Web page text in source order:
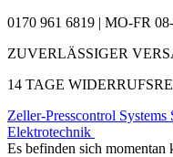
0170 961 6819 | MO-FR
ZUVERLÄSSIGER
14 TAGE
Zeller-Presscontrol Systems
Elektrotechnik
Es befinden sich momentan